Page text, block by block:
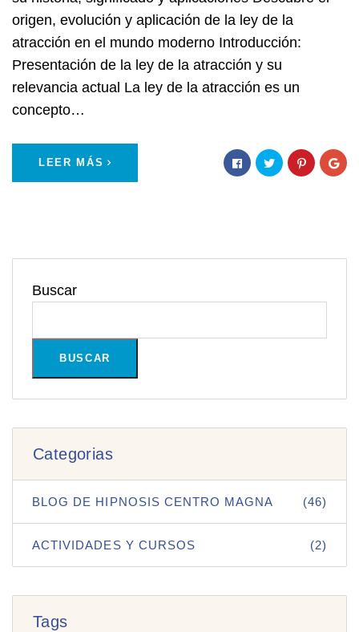
origen, evolución y aplicación de la ley de la
atracción en el mundo moderno Introducción:
Presentación de la ley de la atracción y su
relevancia actual La ley de la atracción es un
concepto…
LEER MÁS
Buscar
BUSCAR
Categorias
BLOG DE HIPNOSIS CENTRO MAGNA (46)
ACTIVIDADES Y CURSOS (2)
Tags